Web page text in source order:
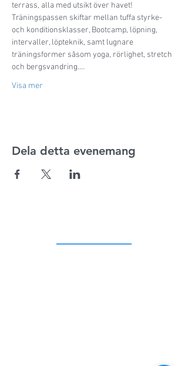
terrass, alla med utsikt över havet!
Träningspassen skiftar mellan tuffa styrke-
och konditionsklasser, Bootcamp, löpning,
intervaller, löpteknik, samt lugnare
träningsformer såsom yoga, rörlighet, stretch
och bergsvandring.…
Visa mer
Dela detta evenemang